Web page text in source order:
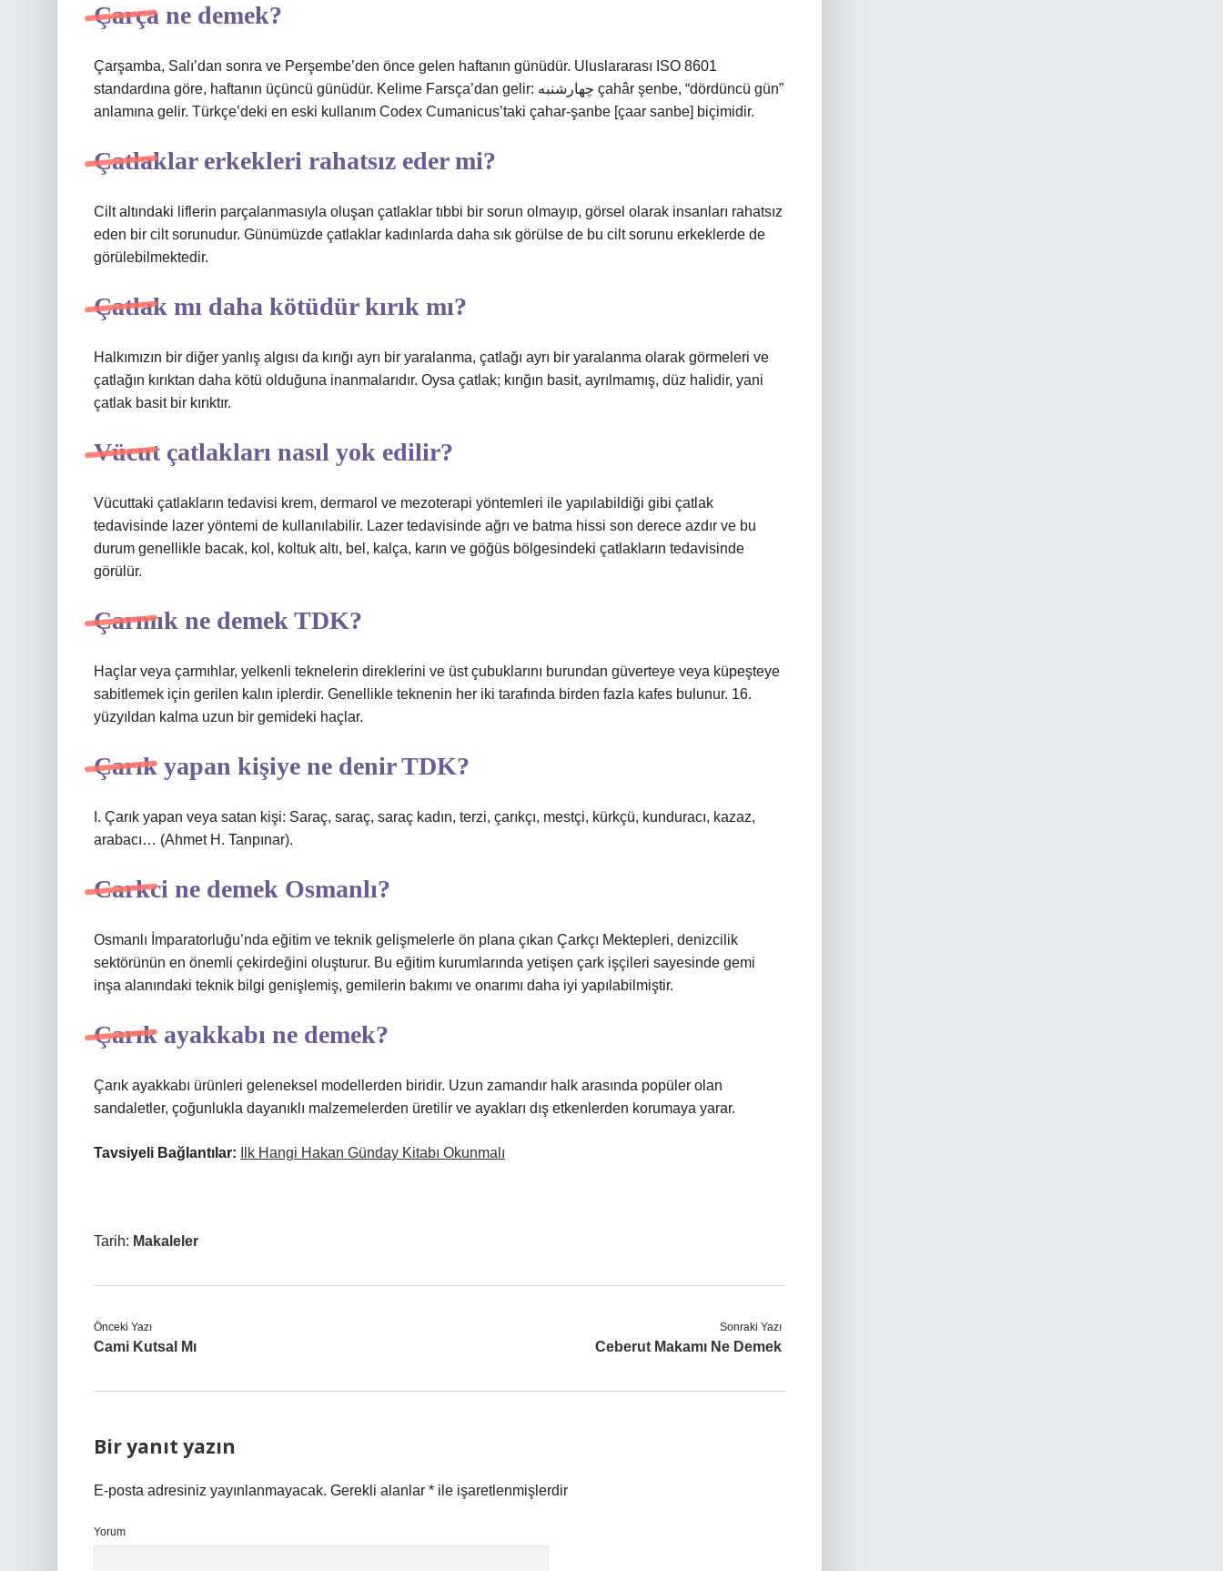
Çarça ne demek?
Çarşamba, Salı’dan sonra ve Perşembe’den önce gelen haftanın günüdür. Uluslararası ISO 8601
standardına göre, haftanın üçüncü günüdür. Kelime Farsça’dan gelir: چهارشنبه çahâr şenbe, “dördüncü gün”
anlamına gelir. Türkçe’deki en eski kullanım Codex Cumanicus’taki çahar-şanbe [çaar sanbe] biçimidir.
Çatlaklar erkekleri rahatsız eder mi?
Cilt altındaki liflerin parçalanmasıyla oluşan çatlaklar tıbbi bir sorun olmayıp, görsel olarak insanları rahatsız
eden bir cilt sorunudur. Günümüzde çatlaklar kadınlarda daha sık görülse de bu cilt sorunu erkeklerde de
görülebilmektedir.
Çatlak mı daha kötüdür kırık mı?
Halkımızın bir diğer yanlış algısı da kırığı ayrı bir yaralanma, çatlağı ayrı bir yaralanma olarak görmeleri ve
çatlağın kırıktan daha kötü olduğuna inanmalarıdır. Oysa çatlak; kırığın basit, ayrılmamış, düz halidir, yani
çatlak basit bir kırıktır.
Vücut çatlakları nasıl yok edilir?
Vücuttaki çatlakların tedavisi krem, dermarol ve mezoterapi yöntemleri ile yapılabildiği gibi çatlak
tedavisinde lazer yöntemi de kullanılabilir. Lazer tedavisinde ağrı ve batma hissi son derece azdır ve bu
durum genellikle bacak, kol, koltuk altı, bel, kalça, karın ve göğüs bölgesindeki çatlakların tedavisinde
görülür.
Çarmık ne demek TDK?
Haçlar veya çarmıhlar, yelkenli teknelerin direklerini ve üst çubuklarını burundan güverteye veya küpeşteye
sabitlemek için gerilen kalın iplerdir. Genellikle teknenin her iki tarafında birden fazla kafes bulunur. 16.
yüzyıldan kalma uzun bir gemideki haçlar.
Çarık yapan kişiye ne denir TDK?
I. Çarık yapan veya satan kişi: Saraç, saraç, saraç kadın, terzi, çarıkçı, mestçi, kürkçü, kunduracı, kazaz,
arabacı… (Ahmet H. Tanpınar).
Carkci ne demek Osmanlı?
Osmanlı İmparatorluğu’nda eğitim ve teknik gelişmelerle ön plana çıkan Çarkçı Mektepleri, denizcilik
sektörünün en önemli çekirdeğini oluşturur. Bu eğitim kurumlarında yetişen çark işçileri sayesinde gemi
inşa alanındaki teknik bilgi genişlemiş, gemilerin bakımı ve onarımı daha iyi yapılabilmiştir.
Çarık ayakkabı ne demek?
Çarık ayakkabı ürünleri geleneksel modellerden biridir. Uzun zamandır halk arasında popüler olan
sandaletler, çoğunlukla dayanıklı malzemelerden üretilir ve ayakları dış etkenlerden korumaya yarar.
Tavsiyeli Bağlantılar: Ilk Hangi Hakan Günday Kitabı Okunmalı
Tarih: Makaleler
Önceki Yazı
Cami Kutsal Mı
Sonraki Yazı
Ceberut Makamı Ne Demek
Bir yanıt yazın
E-posta adresiniz yayınlanmayacak. Gerekli alanlar * ile işaretlenmişlerdir
Yorum